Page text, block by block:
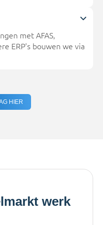
met AFAS,
ERP's bouwen we via
HIER
werk